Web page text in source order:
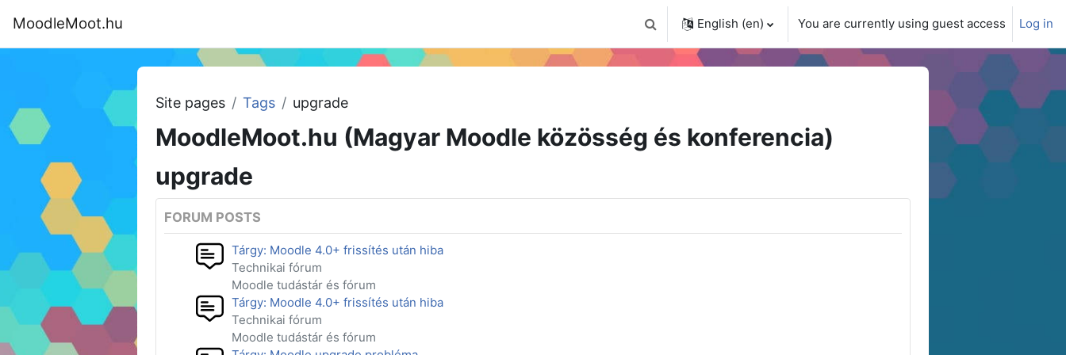
MoodleMoot.hu Toggle search input
English ‎(en)‎ You are currently using guest access Log in
Site pages Tags upgrade
MoodleMoot.hu (Magyar Moodle közösség és konferencia)
upgrade
FORUM POSTS
Tárgy: Moodle 4.0+ frissítés után hiba
Technikai fórum
Moodle tudástár és fórum
Tárgy: Moodle 4.0+ frissítés után hiba
Technikai fórum
Moodle tudástár és fórum